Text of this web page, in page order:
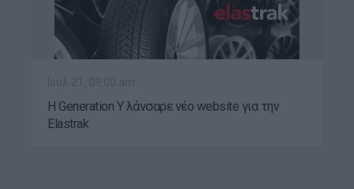
H Generation Y λάνσαρε νέο website για την
Elastrak